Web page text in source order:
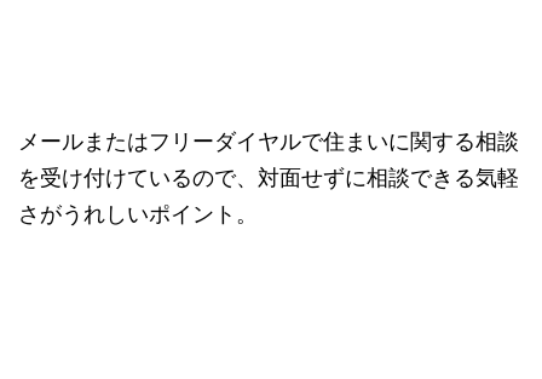
メールまたはフリーダイヤルで住まいに関する相談
を受け付けているので、対面せずに相談できる気軽
さがうれしいポイント。